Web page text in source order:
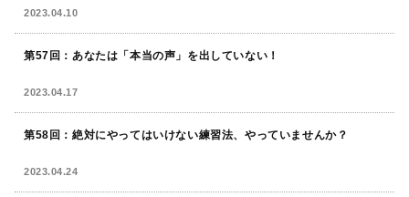
2023.04.10
第57回：あなたは「本当の声」を出していない！
2023.04.17
第58回：絶対にやってはいけない練習法、やっていませんか？
2023.04.24